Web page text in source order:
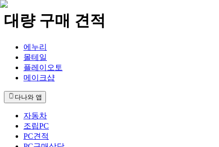
대량 구매 견적
에누리
몰테일
플레이오토
메이크샵
다나와 앱
자동차
조립PC
PC견적